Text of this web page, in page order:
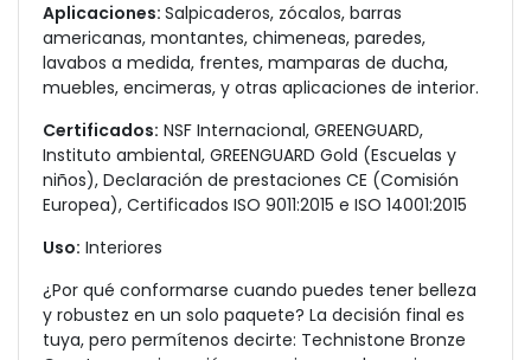
Aplicaciones: Salpicaderos, zócalos, barras
americanas, montantes, chimeneas, paredes,
lavabos a medida, frentes, mamparas de ducha,
muebles, encimeras, y otras aplicaciones de interior.
Certificados: NSF Internacional, GREENGUARD,
Instituto ambiental, GREENGUARD Gold (Escuelas y
niños), Declaración de prestaciones CE (Comisión
Europea), Certificados ISO 9011:2015 e ISO 14001:2015
Uso: Interiores
¿Por qué conformarse cuando puedes tener belleza
y robustez en un solo paquete? La decisión final es
tuya, pero permítenos decirte: Technistone Bronze